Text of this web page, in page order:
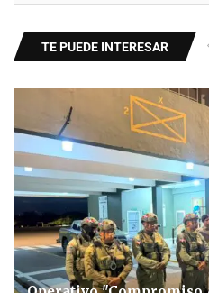
TE PUEDE INTERESAR